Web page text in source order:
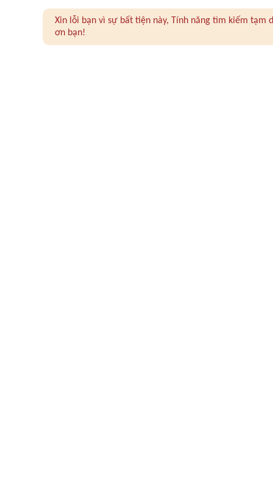
Xin lỗi bạn vì sự bất tiện này, Tính năng tìm kiếm
ơn bạn!